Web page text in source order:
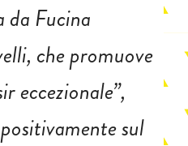
da Fucina
che promuove
eccezionale”,
sul